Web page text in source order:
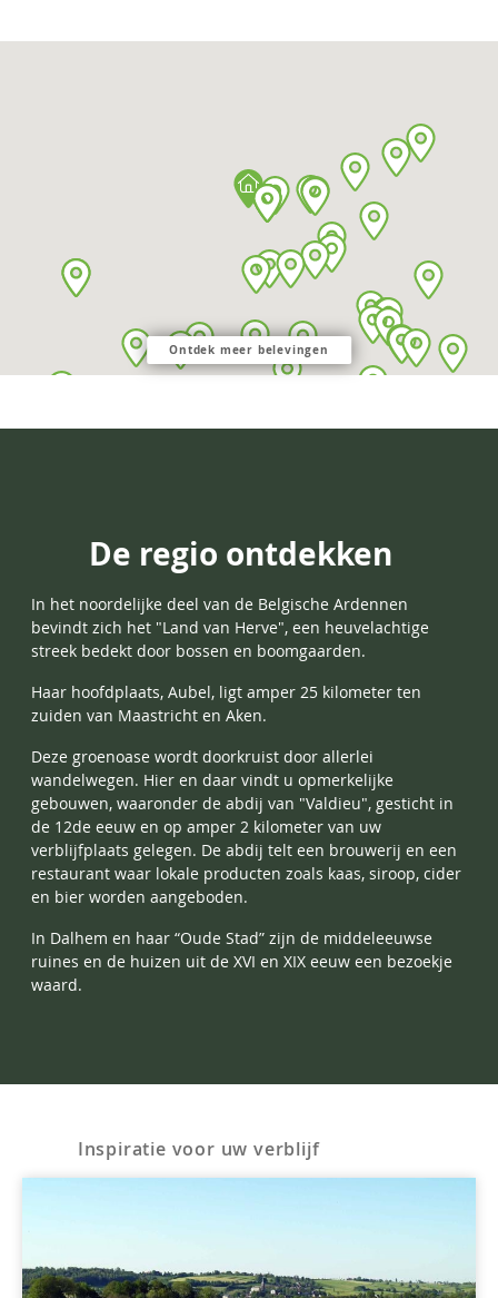
Ontdek meer belevingen
De regio ontdekken
In het noordelijke deel van de Belgische Ardennen
bevindt zich het "Land van Herve", een heuvelachtige
streek bedekt door bossen en boomgaarden.
Haar hoofdplaats, Aubel, ligt amper 25 kilometer ten
zuiden van Maastricht en Aken.
Deze groenoase wordt doorkruist door allerlei
wandelwegen. Hier en daar vindt u opmerkelijke
gebouwen, waaronder de abdij van "Valdieu", gesticht in
de 12de eeuw en op amper 2 kilometer van uw
verblijfplaats gelegen. De abdij telt een brouwerij en een
restaurant waar lokale producten zoals kaas, siroop, cider
en bier worden aangeboden.
In Dalhem en haar “Oude Stad” zijn de middeleeuwse
ruines en de huizen uit de XVI en XIX eeuw een bezoekje
waard.
Inspiratie voor uw verblijf